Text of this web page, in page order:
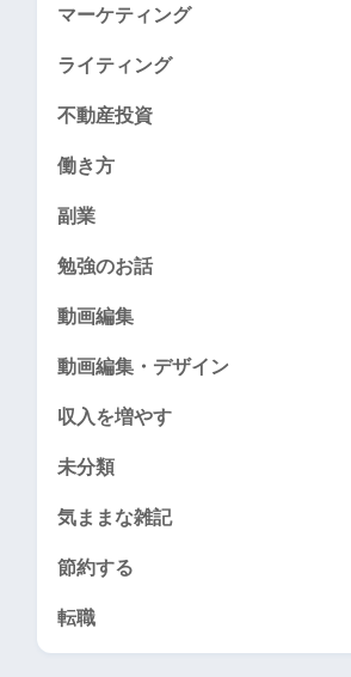
マーケティング
ライティング
不動産投資
働き方
副業
勉強のお話
動画編集
動画編集・デザイン
収入を増やす
未分類
気ままな雑記
節約する
転職